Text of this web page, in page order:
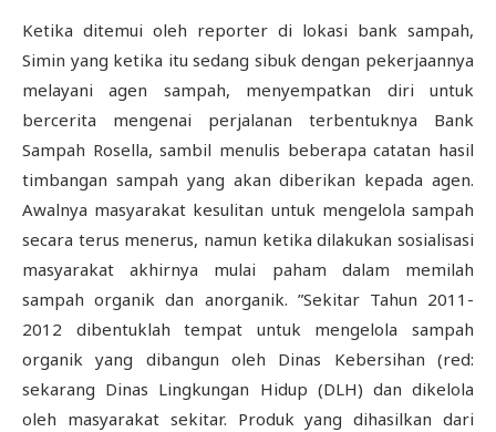
Ketika ditemui oleh reporter di lokasi bank sampah,
Simin yang ketika itu sedang sibuk dengan pekerjaannya
melayani agen sampah, menyempatkan diri untuk
bercerita mengenai perjalanan terbentuknya Bank
Sampah Rosella, sambil menulis beberapa catatan hasil
timbangan sampah yang akan diberikan kepada agen.
Awalnya masyarakat kesulitan untuk mengelola sampah
secara terus menerus, namun ketika dilakukan sosialisasi
masyarakat akhirnya mulai paham dalam memilah
sampah organik dan anorganik. ”Sekitar Tahun 2011-
2012 dibentuklah tempat untuk mengelola sampah
organik yang dibangun oleh Dinas Kebersihan (red:
sekarang Dinas Lingkungan Hidup (DLH) dan dikelola
oleh masyarakat sekitar. Produk yang dihasilkan dari